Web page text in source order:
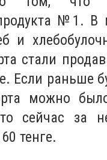
№1. В
и
стали
Если раньше
можно
сейчас за
тенге.